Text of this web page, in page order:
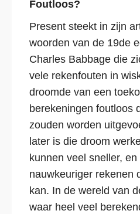
Foutloos?
Present steekt in zijn
woorden van de 19de
Charles Babbage die
vele rekenfouten in
droomde van een
berekeningen foutloos
zouden worden
later is die droom
kunnen veel sneller,
nauwkeuriger rekenen
kan. In de wereld van
waar heel veel